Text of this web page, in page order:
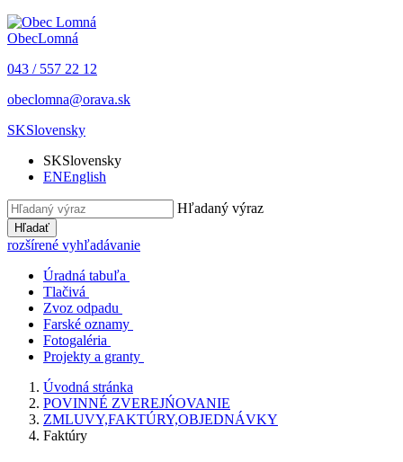
ObecLomná
043 / 557 22 12
obeclomna@orava.sk
SKSlovensky
SKSlovensky
ENEnglish
Hľadaný výraz
Hľadať
rozšírené vyhľadávanie
Úradná tabuľa
Tlačivá
Zvoz odpadu
Farské oznamy
Fotogaléria
Projekty a granty
Úvodná stránka
POVINNÉ ZVEREJŃOVANIE
ZMLUVY,FAKTÚRY,OBJEDNÁVKY
Faktúry